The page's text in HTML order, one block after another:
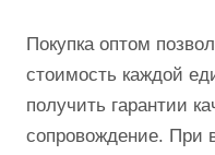
Покупка оптом
стоимость каждой
получить гарантии
сопровождение. При